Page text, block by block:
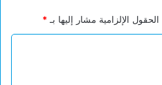
الحقول الإلزامية مشار إليها بـ *